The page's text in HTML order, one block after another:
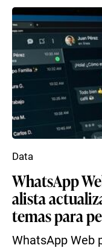
WhatsApp
alista
temas para
WhatsApp Web
Data